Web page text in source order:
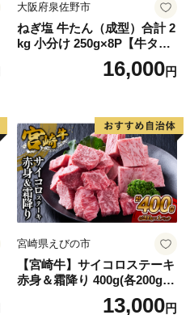
大阪府泉佐野市
ねぎ塩 牛たん（成型）合計 2
kg 小分け 250g×8P【牛タン
牛肉 焼肉用 薄切り 訳あり サ
16,000円
宮崎県えびの市
【宮崎牛】サイコロステーキ
赤身＆霜降り 400g(各200g×
１P 計2P) 真空パック 冷凍
13,000円